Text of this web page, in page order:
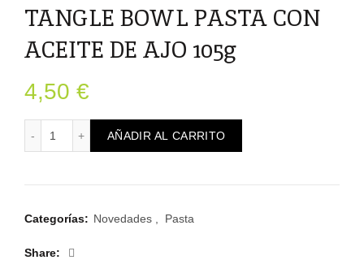
TANGLE BOWL PASTA CON
ACEITE DE AJO 105g
4,50 €
TANGLE BOWL PASTA CON ACEITE DE AJO 105g cantidad
AÑADIR AL CARRITO
Categorías: Novedades Pasta
Share